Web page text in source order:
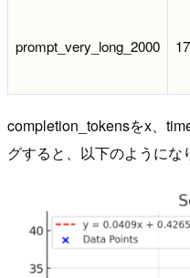
prompt_very_long_2000
completion_tokensをx、
グすると、以下のようにな